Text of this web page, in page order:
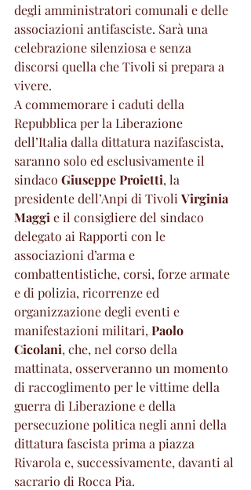
degli amministratori comunali e delle
associazioni antifasciste. Sarà una
celebrazione silenziosa e senza
discorsi quella che Tivoli si prepara a
vivere.
A commemorare i caduti della
Repubblica per la Liberazione
dell’Italia dalla dittatura nazifascista,
saranno solo ed esclusivamente il
sindaco Giuseppe Proietti, la
presidente dell’Anpi di Tivoli Virginia
Maggi e il consigliere del sindaco
delegato ai Rapporti con le
associazioni d’arma e
combattentistiche, corsi, forze armate
e di polizia, ricorrenze ed
organizzazione degli eventi e
manifestazioni militari, Paolo
Cicolani, che, nel corso della
mattinata, osserveranno un momento
di raccoglimento per le vittime della
guerra di Liberazione e della
persecuzione politica negli anni della
dittatura fascista prima a piazza
Rivarola e, successivamente, davanti al
sacrario di Rocca Pia.